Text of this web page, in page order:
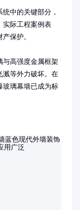
中的关键部分，
实际工程案例表
保护。
与高强度金属框架
溅等外力破坏。在
玻璃幕墙已成为标